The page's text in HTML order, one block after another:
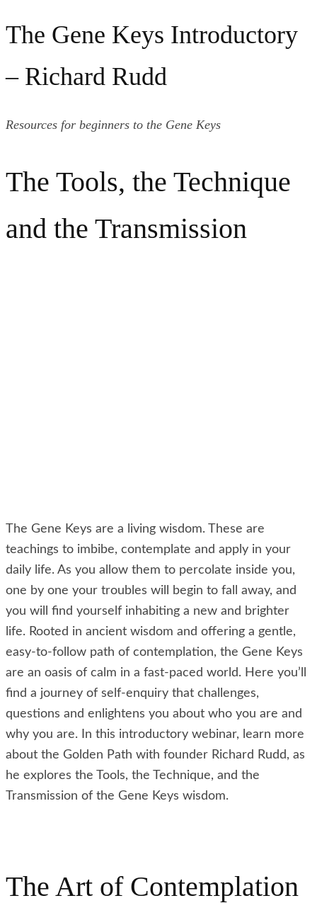
The Gene Keys Introductory
– Richard Rudd
Resources for beginners to the Gene Keys
The Tools, the Technique
and the Transmission
The Gene Keys are a living wisdom. These are
teachings to imbibe, contemplate and apply in your
daily life. As you allow them to percolate inside you,
one by one your troubles will begin to fall away, and
you will find yourself inhabiting a new and brighter
life. Rooted in ancient wisdom and offering a gentle,
easy-to-follow path of contemplation, the Gene Keys
are an oasis of calm in a fast-paced world. Here you’ll
find a journey of self-enquiry that challenges,
questions and enlightens you about who you are and
why you are. In this introductory webinar, learn more
about the Golden Path with founder Richard Rudd, as
he explores the Tools, the Technique, and the
Transmission of the Gene Keys wisdom.
The Art of Contemplation